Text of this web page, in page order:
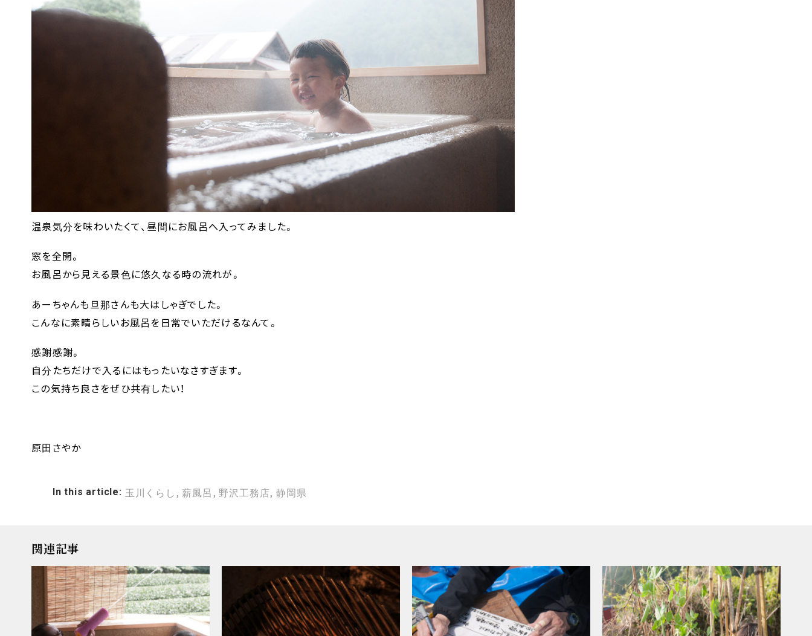
温泉気分を味わいたくて、昼間にお風呂へ入ってみました。
窓を全開。
お風呂から見える景色に悠久なる時の流れが。
あーちゃんも旦那さんも大はしゃぎでした。
こんなに素晴らしいお風呂を日常でいただけるなんて。
感謝感謝。
自分たちだけで入るにはもったいなさすぎます。
この気持ち良さをぜひ共有したい！
原田さやか
In this article: 玉川くらし ,薪風呂 , 野沢工務店,静岡県
関連記事